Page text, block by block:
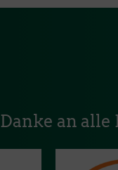
Danke an